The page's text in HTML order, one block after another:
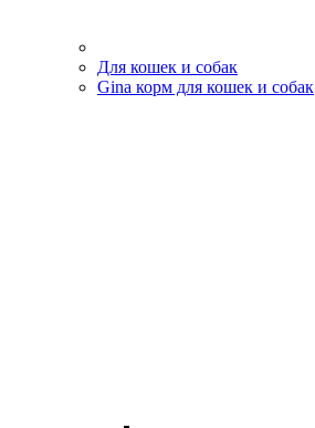
Для кошек и собак
Gina корм для кошек и собак